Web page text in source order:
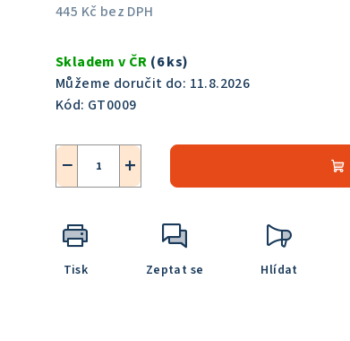
445 Kč bez DPH
cena:
Skladem v ČR (6 ks)
Můžeme doručit do: 11.8.2026
Kód: GT0009
+
−
Tisk Zeptat se Hlídat